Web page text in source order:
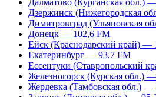
Далматово (Курганская обл.)
Дзержинск (Нижегородская
Димитровград (Ульяновская
Донецк — 102,6 FM
Ейск (Краснодарский край) —
Екатеринбург — 93,7 FM
Ессентуки (Ставропольский
Железногорск (Курская обл.)
Жердевка (Тамбовская обл.) —